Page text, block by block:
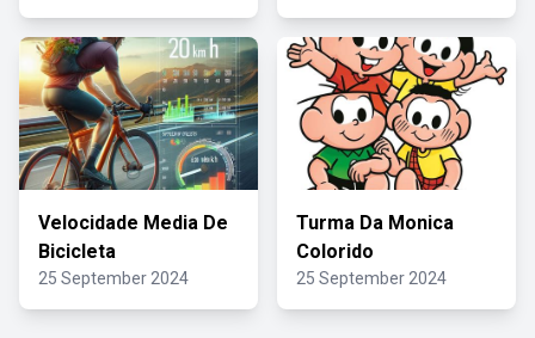
Velocidade Media De
Bicicleta
25 September 2024
Turma Da Monica
Colorido
25 September 2024